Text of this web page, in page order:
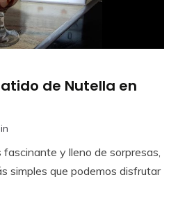
de Nutella en
fascinante y lleno de sorpresas,
simples que podemos disfrutar